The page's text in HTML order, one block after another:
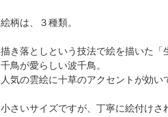
絵柄は、３種類。
描き落としという技法で絵を描いた
千鳥が愛らしい波千鳥。
人気の雲絵に十草のアクセントが効い
小さいサイズですが、丁寧に絵付けさ